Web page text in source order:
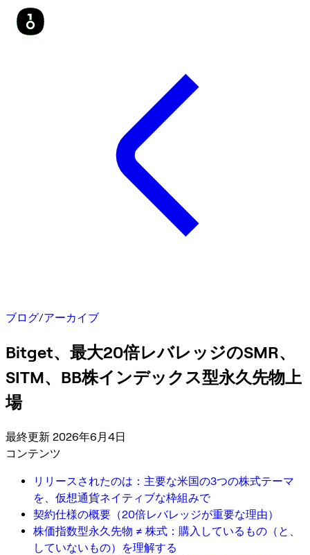
ブログ/アーカイブ
Bitget、最大20倍レバレッジのSMR、
SITM、BB株インデックス型永久先物上
場
最終更新 2026年6月4日
コンテンツ
リリースされたのは：主要な米国の3つの株式テーマ
を、仮想通貨ネイティブな枠組みで
契約仕様の概要（20倍レバレッジが重要な理由）
株価指数型永久先物 ≠ 株式：購入しているもの（と、
していないもの）を理解する